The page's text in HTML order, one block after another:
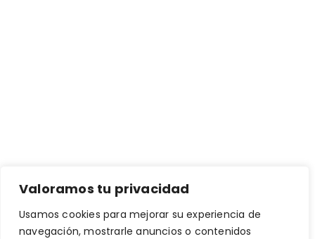
Valoramos tu privacidad
Usamos cookies para mejorar su experiencia de
navegación, mostrarle anuncios o contenidos